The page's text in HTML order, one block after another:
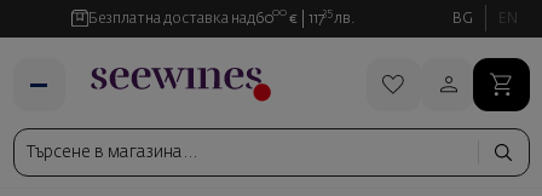
Безплатна доставка над6000 € 11735 лв. BG EN